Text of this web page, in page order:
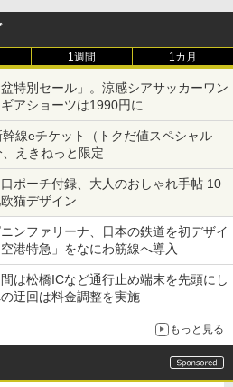
1週間 1カ月
特別セール」。涼感シアサッカーワン
アショーツは1990円に
線eチケット（トクだ値スペシャル
えきねっと限定
ポーチ付録、大人のおしゃれ手帖 10
猫デザイン
ンファリーナ、日本の鉄道を初デザイ
港特急」をなにわ筋線へ導入
は松橋ICなど通行止め端末を先頭にし
迂回は料金調整を実施
もっと見る